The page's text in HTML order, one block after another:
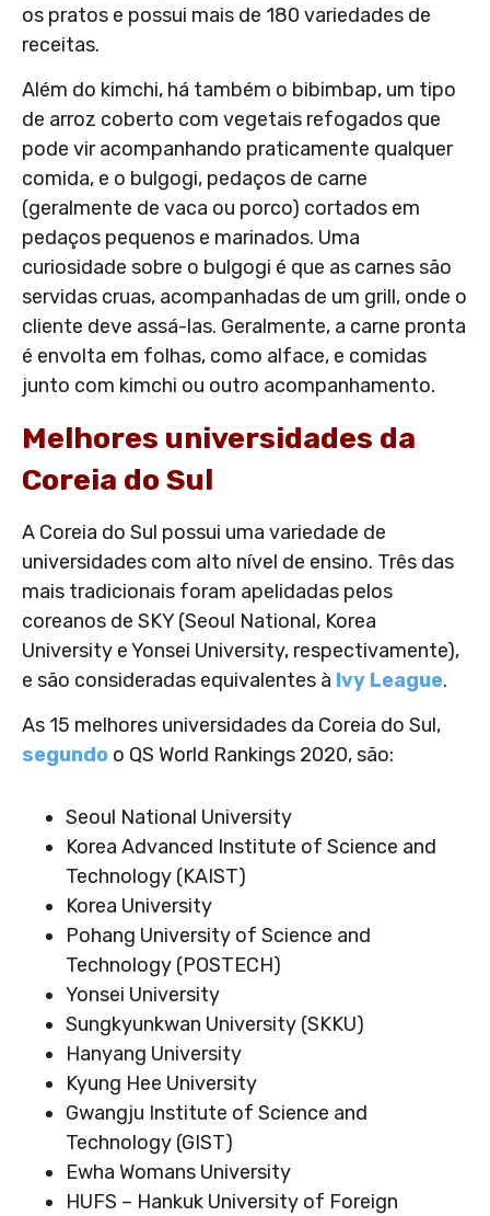
os pratos e possui mais de 180 variedades de
receitas.
Além do kimchi, há também o bibimbap, um tipo
de arroz coberto com vegetais refogados que
pode vir acompanhando praticamente qualquer
comida, e o bulgogi, pedaços de carne
(geralmente de vaca ou porco) cortados em
pedaços pequenos e marinados. Uma
curiosidade sobre o bulgogi é que as carnes são
servidas cruas, acompanhadas de um grill, onde o
cliente deve assá-las. Geralmente, a carne pronta
é envolta em folhas, como alface, e comidas
junto com kimchi ou outro acompanhamento.
Melhores universidades da
Coreia do Sul
A Coreia do Sul possui uma variedade de
universidades com alto nível de ensino. Três das
mais tradicionais foram apelidadas pelos
coreanos de SKY (Seoul National, Korea
University e Yonsei University, respectivamente),
e são consideradas equivalentes à Ivy League.
As 15 melhores universidades da Coreia do Sul,
segundo o QS World Rankings 2020, são:
Seoul National University
Korea Advanced Institute of Science and
Technology (KAIST)
Korea University
Pohang University of Science and
Technology (POSTECH)
Yonsei University
Sungkyunkwan University (SKKU)
Hanyang University
Kyung Hee University
Gwangju Institute of Science and
Technology (GIST)
Ewha Womans University
HUFS – Hankuk University of Foreign